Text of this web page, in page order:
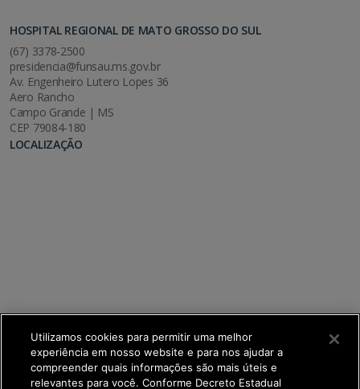
HOSPITAL REGIONAL DE MATO GROSSO DO SUL
(67) 3378-2500
presidencia@funsau.ms.gov.br
Av. Engenheiro Lutero Lopes 36
Aero Rancho
Campo Grande | MS
CEP 79084-180
LOCALIZAÇÃO
Utilizamos cookies para permitir uma melhor
experiência em nosso website e para nos ajudar a
compreender quais informações são mais úteis e
relevantes para você. Conforme Decreto Estadual